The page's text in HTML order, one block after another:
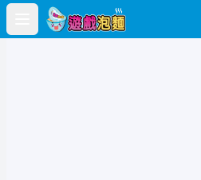
Open main menu